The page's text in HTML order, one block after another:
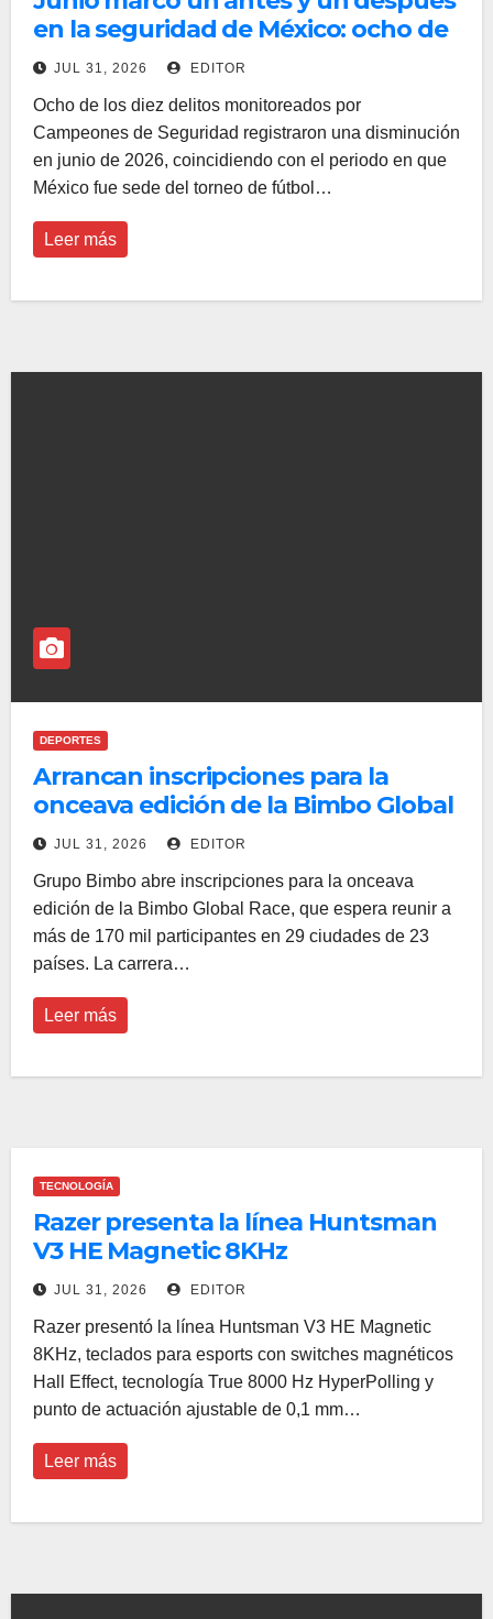
en la seguridad de México: ocho de
cada diez delitos disminuyeron
JUL 31, 2026 EDITOR
Ocho de los diez delitos monitoreados por
Campeones de Seguridad registraron una disminución
en junio de 2026, coincidiendo con el periodo en que
México fue sede del torneo de fútbol…
Leer más
DEPORTES
Arrancan inscripciones para la
onceava edición de la Bimbo Global
Race
JUL 31, 2026 EDITOR
Grupo Bimbo abre inscripciones para la onceava
edición de la Bimbo Global Race, que espera reunir a
más de 170 mil participantes en 29 ciudades de 23
países. La carrera…
Leer más
TECNOLOGÍA
Razer presenta la línea Huntsman
V3 HE Magnetic 8KHz
JUL 31, 2026 EDITOR
Razer presentó la línea Huntsman V3 HE Magnetic
8KHz, teclados para esports con switches magnéticos
Hall Effect, tecnología True 8000 Hz HyperPolling y
punto de actuación ajustable de 0,1 mm…
Leer más